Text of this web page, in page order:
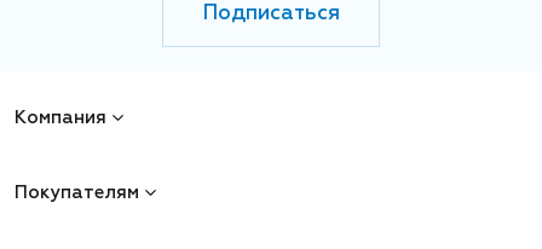
Подписаться
Компания
Покупателям